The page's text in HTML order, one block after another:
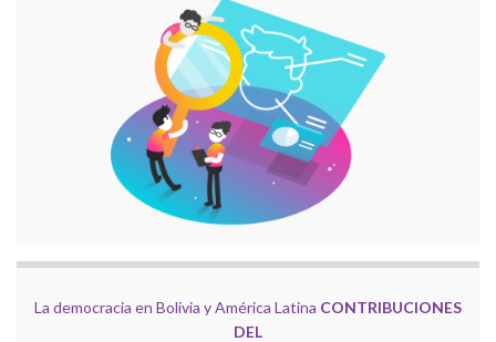
La democracia en Bolivia y América Latina CONTRIBUCIONES
DEL